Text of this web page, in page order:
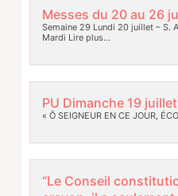
Messes du 20 au 26
Semaine 29 Lundi 20 juillet – S.
Mardi Lire plus…
PU Dimanche 19 juillet
« Ô SEIGNEUR EN CE JOUR,
“Le Conseil